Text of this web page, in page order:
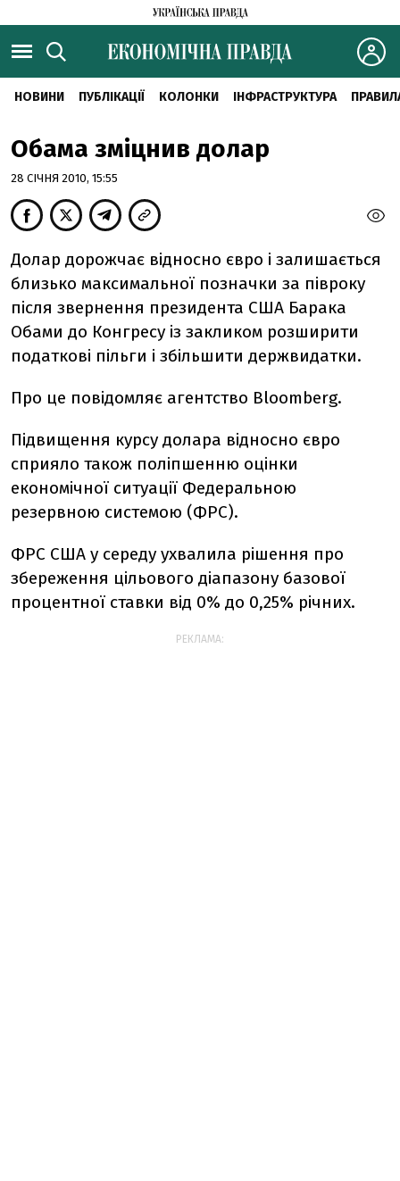
НОВИНИ ПУБЛІКАЦІЇ КОЛОНКИ ІНФРАСТРУКТУРА
Обама зміцнив долар
28 СІЧНЯ 2010, 15:55
Долар дорожчає відносно євро і залишається
близько максимальної позначки за півроку
після звернення президента США Барака
Обами до Конгресу із закликом розширити
податкові пільги і збільшити держвидатки.
Про це повідомляє агентство Bloomberg.
Підвищення курсу долара відносно євро
сприяло також поліпшенню оцінки
економічної ситуації Федеральною
резервною системою (ФРС).
ФРС США у середу ухвалила рішення про
збереження цільового діапазону базової
процентної ставки від 0% до 0,25% річних.
РЕКЛАМА: